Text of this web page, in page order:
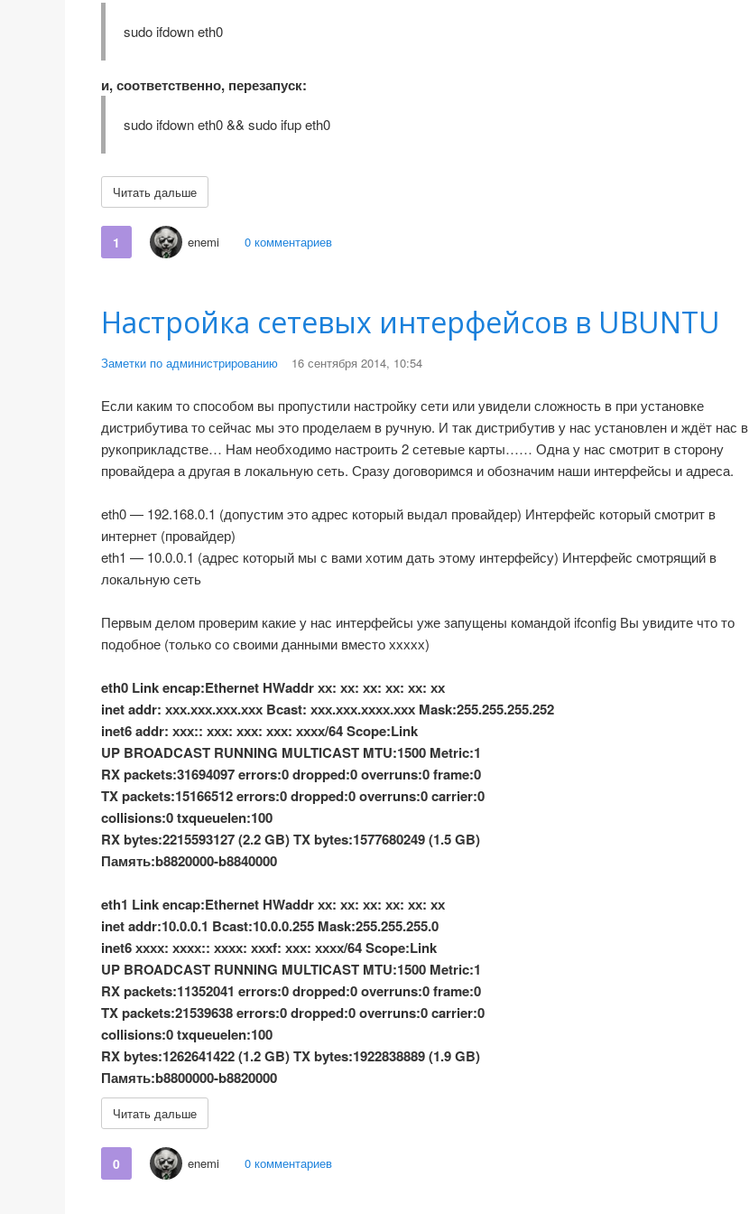
sudo ifdown eth0
и, соответственно, перезапуск:
sudo ifdown eth0 && sudo ifup eth0
Читать дальше
1 enemi 0 комментариев
Настройка сетевых интерфейсов в UBUNTU
Заметки по администрированию 16 сентября 2014, 10:54
Если каким то способом вы пропустили настройку сети или увидели сложность в при установке
дистрибутива то сейчас мы это проделаем в ручную. И так дистрибутив у нас установлен и ждёт нас в
рукоприкладстве… Нам необходимо настроить 2 сетевые карты…… Одна у нас смотрит в сторону
провайдера а другая в локальную сеть. Сразу договоримся и обозначим наши интерфейсы и адреса.
eth0 — 192.168.0.1 (допустим это адрес который выдал провайдер) Интерфейс который смотрит в
интернет (провайдер)
eth1 — 10.0.0.1 (адрес который мы с вами хотим дать этому интерфейсу) Интерфейс смотрящий в
локальную сеть
Первым делом проверим какие у нас интерфейсы уже запущены командой ifconfig Вы увидите что то
подобное (только со своими данными вместо ххххх)
eth0 Link encap:Ethernet HWaddr хх: хх: хх: хх: хх: хх
inet addr: ххх.ххх.ххх.ххх Bcast: ххх.ххх.хххх.ххх Mask:255.255.255.252
inet6 addr: ххх:: ххх: ххх: ххх: хххх/64 Scope:Link
UP BROADCAST RUNNING MULTICAST MTU:1500 Metric:1
RX packets:31694097 errors:0 dropped:0 overruns:0 frame:0
TX packets:15166512 errors:0 dropped:0 overruns:0 carrier:0
collisions:0 txqueuelen:100
RX bytes:2215593127 (2.2 GB) TX bytes:1577680249 (1.5 GB)
Память:b8820000-b8840000
eth1 Link encap:Ethernet HWaddr хх: хх: хх: хх: хх: хх
inet addr:10.0.0.1 Bcast:10.0.0.255 Mask:255.255.255.0
inet6 хххх: хххх:: хххх: хххf: ххх: хххх/64 Scope:Link
UP BROADCAST RUNNING MULTICAST MTU:1500 Metric:1
RX packets:11352041 errors:0 dropped:0 overruns:0 frame:0
TX packets:21539638 errors:0 dropped:0 overruns:0 carrier:0
collisions:0 txqueuelen:100
RX bytes:1262641422 (1.2 GB) TX bytes:1922838889 (1.9 GB)
Память:b8800000-b8820000
Читать дальше
0 enemi 0 комментариев